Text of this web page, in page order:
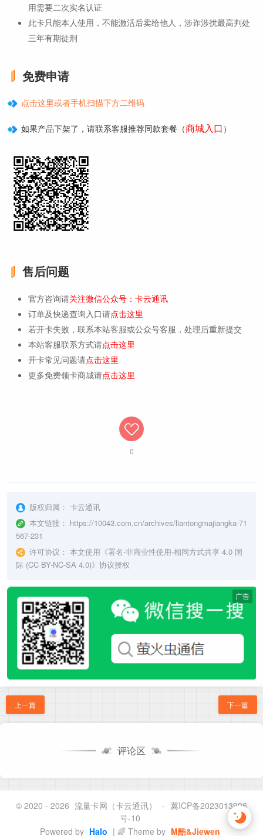
用需要二次实名认证
此卡只能本人使用，不能激活后卖给他人，涉诈涉扰最高判处
三年有期徒刑
免费申请
点击这里或者手机扫描下方二维码
如果产品下架了，请联系客服推荐同款套餐（商城入口 ）
售后问题
官方咨询请关注微信公众号：卡云通讯
订单及快递查询入口请点击这里
若开卡失败，联系本站客服或公众号客服，处理后重新提交
本站客服联系方式请点击这里
开卡常见问题请点击这里
更多免费领卡商城请点击这里
0
版权归属： 卡云通讯
本文链接： https://10043.com.cn/archives/liantongmajiangka-71
567-231
许可协议： 本文使用《署名-非商业性使用-相同方式共享 4.0 国
际 (CC BY-NC-SA 4.0)》协议授权
广告
上一篇 下一篇
评论区
© 2020 - 2026 流量卡网（卡云通讯） - 冀ICP备2023013996
号-10
Powered by Halo | 🌈 Theme by M酷&Jiewen